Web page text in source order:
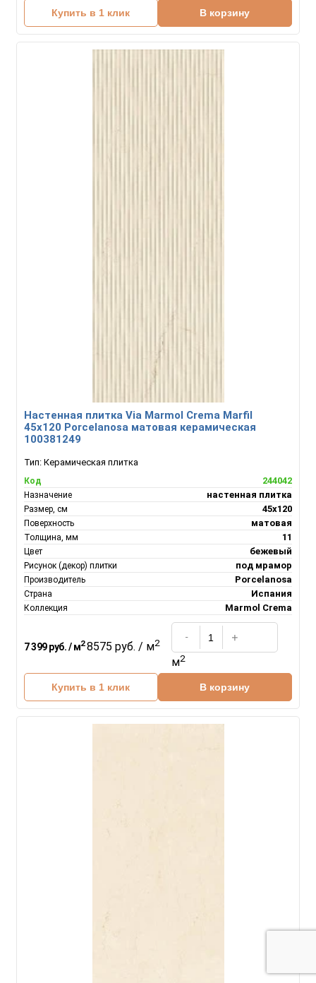
Купить в 1 клик В корзину
Настенная плитка Via Marmol Crema Marfil
45х120 Porcelanosa матовая керамическая
100381249
Тип: Керамическая плитка
Код 244042
Назначение настенная плитка
Размер, см 45х120
Поверхность матовая
Толщина, мм 11
Цвет бежевый
Рисунок (декор) плитки под мрамор
Производитель Porcelanosa
Страна Испания
Коллекция Marmol Crema
7 399 руб. / м28575 руб. / м2
м2
Купить в 1 клик В корзину